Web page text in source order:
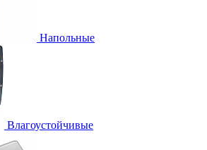
Напольные
Влагоустойчивые